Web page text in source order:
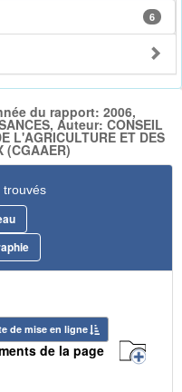
6
du rapport: 2006,
Auteur: CONSEIL
L'AGRICULTURE ET DES
(CGAAER)
trouvés
de mise en ligne
de la page